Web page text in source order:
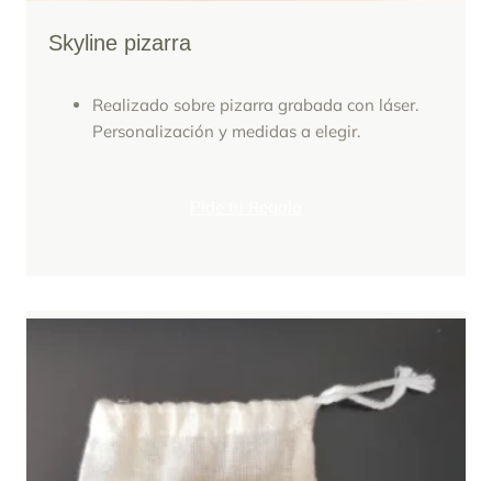
Skyline pizarra
Realizado sobre pizarra grabada con láser.
Personalización y medidas a elegir.